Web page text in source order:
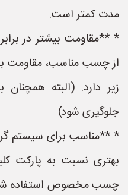
مدت کمتر است.
* **مقاومت بیشتر در
از چسب مناسب، مقاومت
زیر دارد. (البته
جلوگیری شود)
* **مناسب برای سیستم
بهتری نسبت به پارکت
چسب مخصوص استفاده